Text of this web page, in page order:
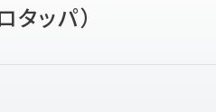
ッパ）